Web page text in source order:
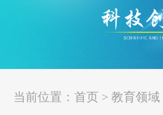
当前位置：首页 >教育领域